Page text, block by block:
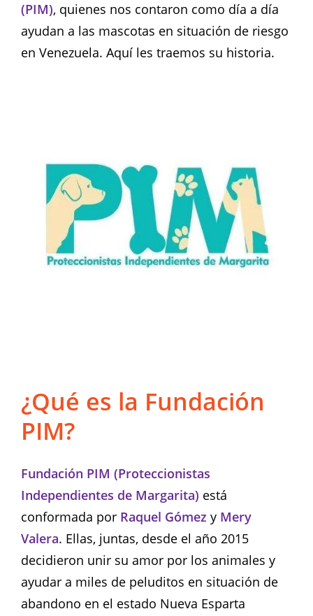
(PIM), quienes nos contaron como día a día
ayudan a las mascotas en situación de riesgo
en Venezuela. Aquí les traemos su historia.
¿Qué es la Fundación
PIM?
Fundación PIM (Proteccionistas
Independientes de Margarita) está
conformada por Raquel Gómez y Mery
Valera. Ellas, juntas, desde el año 2015
decidieron unir su amor por los animales y
ayudar a miles de peluditos en situación de
abandono en el estado Nueva Esparta